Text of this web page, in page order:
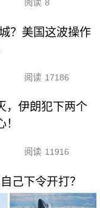
阅读 8
？美国这波操作
阅读 17186
，伊朗犯下两个
阅读 11916
己下令开打？